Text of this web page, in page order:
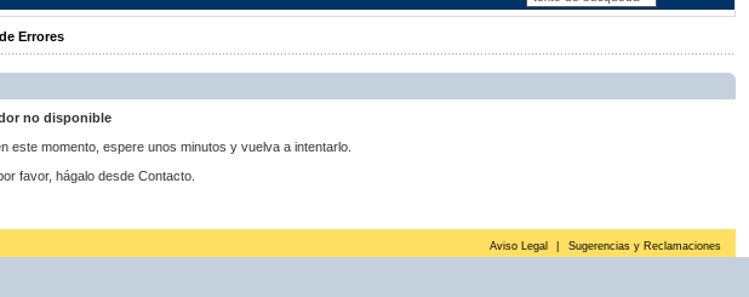
Errores
no disponible
este momento, espere unos minutos y vuelva a intentarlo.
favor, hágalo desde Contacto.
Aviso Legal Sugerencias y Reclamaciones